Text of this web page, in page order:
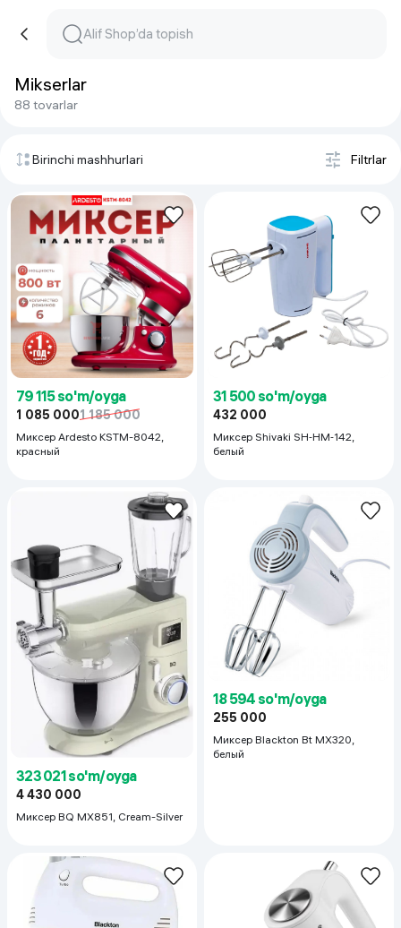
Mikserlar
88 tovarlar
Birinchi mashhurlari Filtrlar
79 115 so'm/oyga
1 085 0001 185 000
Миксер Ardesto KSTM-8042,
красный
31 500 so'm/oyga
432 000
Миксер Shivaki SH‑HM‑142,
белый
323 021 so'm/oyga
4 430 000
Миксер BQ MX851, Cream-Silver
18 594 so'm/oyga
255 000
Миксер Blackton Bt MX320,
белый